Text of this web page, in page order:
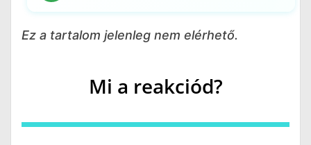
Ez a tartalom jelenleg nem elérhető.
Mi a reakciód?